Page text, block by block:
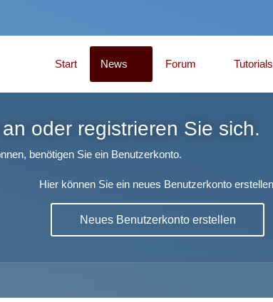
Start News Forum Tutorials
oder registrieren Sie sich.
benötigen Sie ein Benutzerkonto.
Hier können Sie ein neues Benutzerkonto
Neues Benutzerkonto erstellen